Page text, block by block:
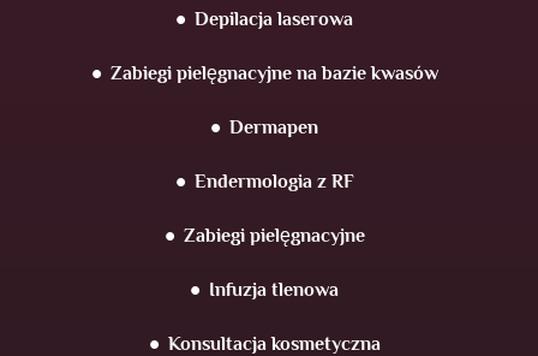
Depilacja laserowa
Zabiegi pielęgnacyjne na bazie kwasów
Dermapen
Endermologia z RF
Zabiegi pielęgnacyjne
Infuzja tlenowa
Konsultacja kosmetyczna